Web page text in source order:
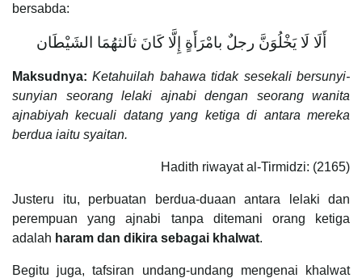
bersabda:
أَلَا لَا يَخْلُوَنَّ رجلٌ بامْرَأَةٍ إِلَّا كَانَ ثاَلثهُمَا الشَيْطَان
Maksudnya:Ketahuilah bahawa tidak sesekali bersunyi-
sunyian seorang lelaki ajnabi dengan seorang wanita
ajnabiyah kecuali datang yang ketiga di antara mereka
berdua iaitu syaitan.
Hadith riwayat al-Tirmidzi: (2165)
Justeru itu, perbuatan berdua-duaan antara lelaki dan
perempuan yang ajnabi tanpa ditemani orang ketiga
adalah haram dan dikira sebagai khalwat.
Begitu juga, tafsiran undang-undang mengenai khalwat